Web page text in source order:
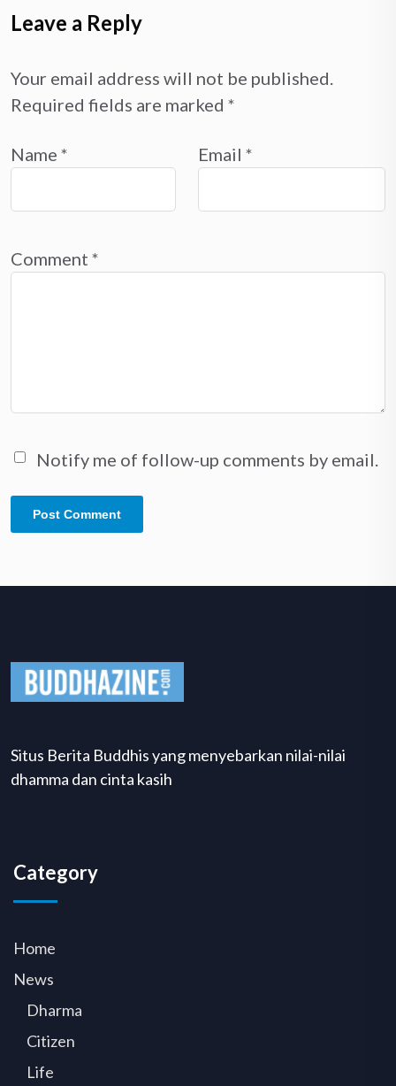
Leave a Reply
Your email address will not be published.
Required fields are marked *
Name * Email *
Comment *
Notify me of follow-up comments by email.
Situs Berita Buddhis yang menyebarkan nilai-nilai
dhamma dan cinta kasih
Category
Home
News
Dharma
Citizen
Life